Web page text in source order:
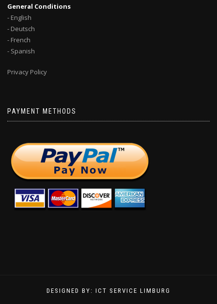
General Conditions
- English
- Deutsch
- French
- Spanish
Privacy Policy
PAYMENT METHODS
DESIGNED BY: ICT SERVICE LIMBURG